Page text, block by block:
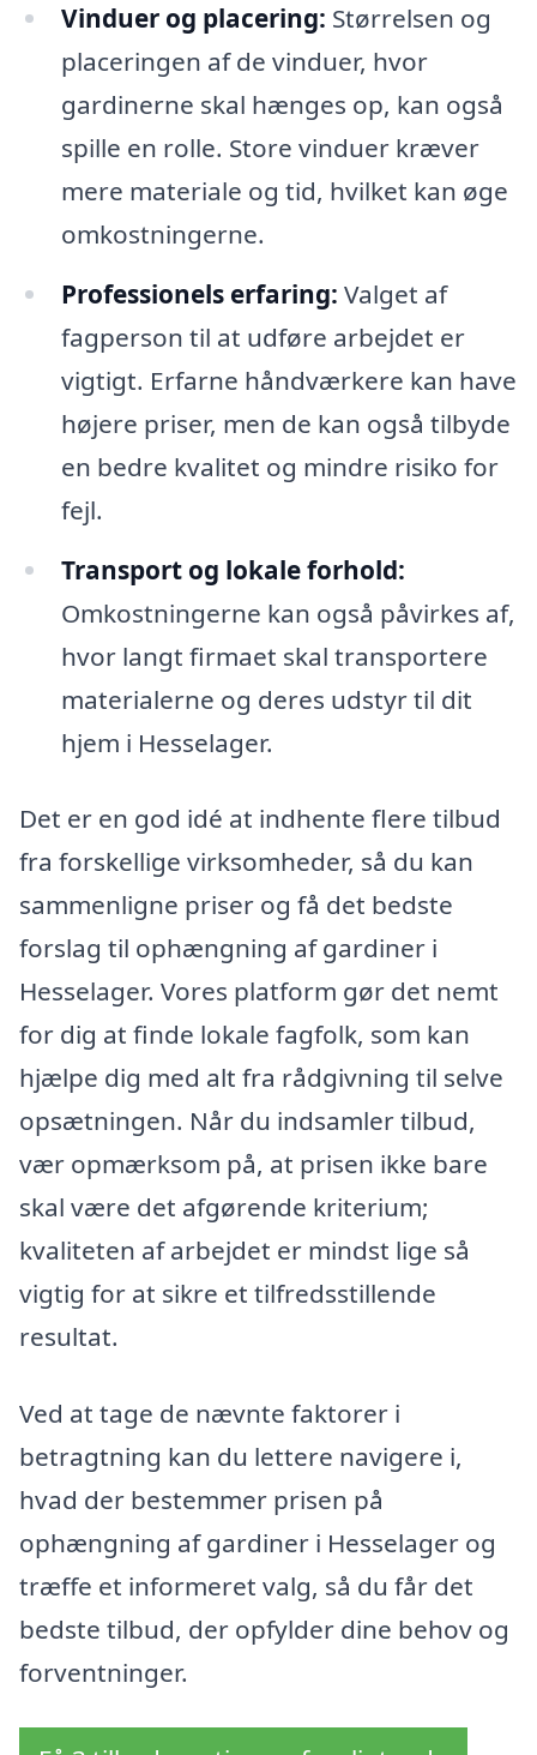
Vinduer og placering: Størrelsen og
placeringen af de vinduer, hvor
gardinerne skal hænges op, kan også
spille en rolle. Store vinduer kræver
mere materiale og tid, hvilket kan øge
omkostningerne.
Professionels erfaring: Valget af
fagperson til at udføre arbejdet er
vigtigt. Erfarne håndværkere kan have
højere priser, men de kan også tilbyde
en bedre kvalitet og mindre risiko for
fejl.
Transport og lokale forhold:
Omkostningerne kan også påvirkes af,
hvor langt firmaet skal transportere
materialerne og deres udstyr til dit
hjem i Hesselager.
Det er en god idé at indhente flere tilbud
fra forskellige virksomheder, så du kan
sammenligne priser og få det bedste
forslag til ophængning af gardiner i
Hesselager. Vores platform gør det nemt
for dig at finde lokale fagfolk, som kan
hjælpe dig med alt fra rådgivning til selve
opsætningen. Når du indsamler tilbud,
vær opmærksom på, at prisen ikke bare
skal være det afgørende kriterium;
kvaliteten af arbejdet er mindst lige så
vigtig for at sikre et tilfredsstillende
resultat.
Ved at tage de nævnte faktorer i
betragtning kan du lettere navigere i,
hvad der bestemmer prisen på
ophængning af gardiner i Hesselager og
træffe et informeret valg, så du får det
bedste tilbud, der opfylder dine behov og
forventninger.